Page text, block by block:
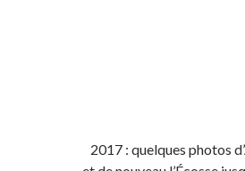
2017 : quelques photos